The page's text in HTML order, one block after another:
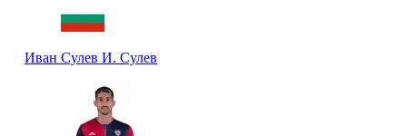
Иван Сулев И. Сулев